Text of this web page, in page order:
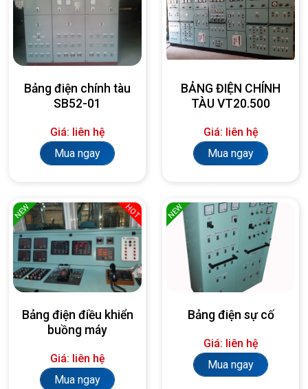
Bảng điện chính tàu
SB52-01
Giá: liên hệ
Mua ngay
BẢNG ĐIỆN CHÍNH
TÀU VT20.500
Giá: liên hệ
Mua ngay
NEW HOT
Bảng điện điều khiển
buồng máy
Giá: liên hệ
Mua ngay
NEW
Bảng điện sự cố
Giá: liên hệ
Mua ngay